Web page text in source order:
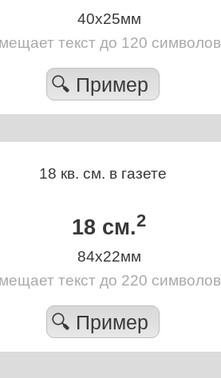
40х25мм
текст до 120 символов
🔍 Пример
18 кв. см. в газете
18 см.2
84х22мм
текст до 220 символов
🔍 Пример